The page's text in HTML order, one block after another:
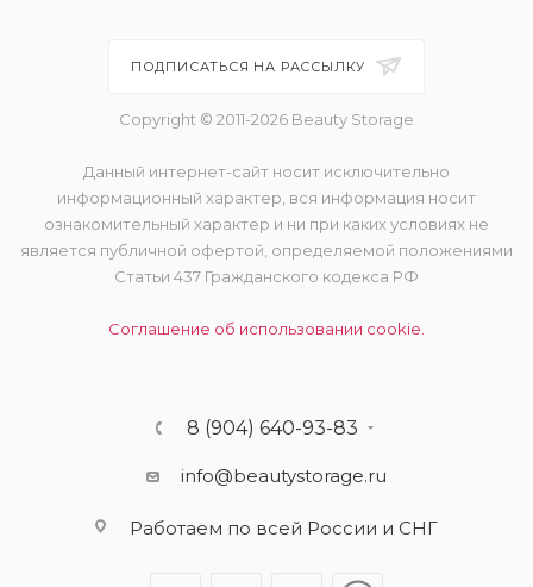
ПОДПИСАТЬСЯ НА РАССЫЛКУ
Copyright © 2011-2026 Beauty Storage
Данный интернет-сайт носит исключительно
информационный характер, вся информация носит
ознакомительный характер и ни при каких условиях не
является публичной офертой, определяемой положениями
Статьи 437 Гражданского кодекса РФ
Соглашение об использовании cookie.
8 (904) 640-93-83
info@beautystorage.ru
Работаем по всей России и СНГ